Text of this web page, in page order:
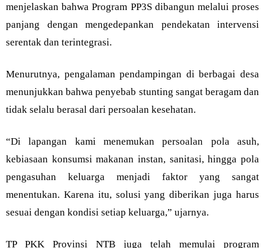
menjelaskan bahwa Program PP3S dibangun melalui proses
panjang dengan mengedepankan pendekatan intervensi
serentak dan terintegrasi.
Menurutnya, pengalaman pendampingan di berbagai desa
menunjukkan bahwa penyebab stunting sangat beragam dan
tidak selalu berasal dari persoalan kesehatan.
“Di lapangan kami menemukan persoalan pola asuh,
kebiasaan konsumsi makanan instan, sanitasi, hingga pola
pengasuhan keluarga menjadi faktor yang sangat
menentukan. Karena itu, solusi yang diberikan juga harus
sesuai dengan kondisi setiap keluarga,” ujarnya.
TP PKK Provinsi NTB juga telah memulai program